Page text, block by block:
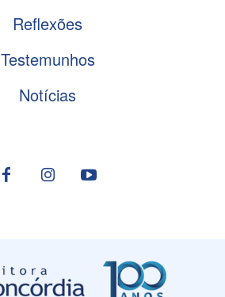
Reflexões
Testemunhos
Notícias